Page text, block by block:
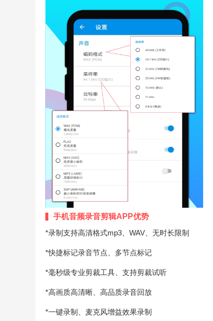
手机音频录音剪辑APP优势
*录制支持高清格式mp3、WAV、无时长限制
*快捷标记录音节点、多节点标记
*毫秒级专业剪裁工具、支持剪裁试听
*高画质高清晰、高品质录音回放
*一键录制、麦克风增益效果录制